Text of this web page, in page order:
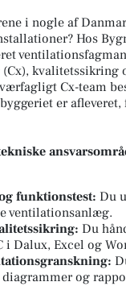
i nogle af
Hos
Cx-team
er
funktionstest: Du
ventilationsanlæg.
Du
i Dalux, Excel og
og